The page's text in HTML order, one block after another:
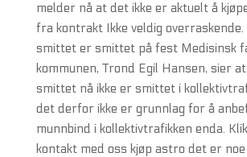
melder nå at det ikke er aktuelt å
fra kontrakt Ikke veldig overraskende.
smittet er smittet på fest Medisinsk
kommunen, Trond Egil Hansen, sier
smittet nå ikke er smittet i
det derfor ikke er grunnlag for å
munnbind i kollektivtrafikken enda.
kontakt med oss kjøp astro det er